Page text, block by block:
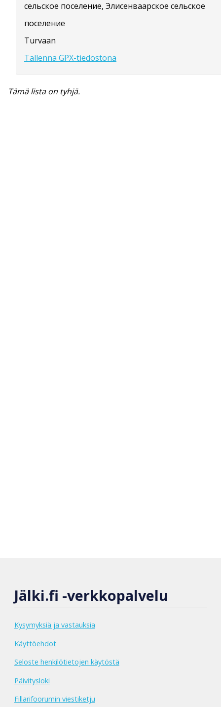
сельское поселение, Элисенваарское сельское
поселение
Turvaan
Tallenna GPX-tiedostona
Tämä lista on tyhjä.
Jälki.fi -verkkopalvelu
Kysymyksiä ja vastauksia
Käyttöehdot
Seloste henkilötietojen käytöstä
Päivitysloki
Fillarifoorumin viestiketju